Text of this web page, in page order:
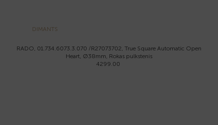
DIMANTS
RADO, 01.734.6073.3.070 /R27073702, True Square Automatic Open
Heart, Ø38mm, Rokas pulkstenis
4299.00